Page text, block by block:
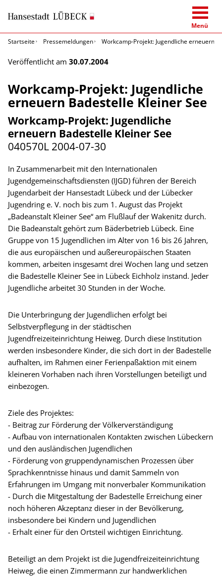
Menü
Startseite
Pressemeldungen Workcamp-Projekt: Jugendliche erneuern
Veröffentlicht am 30.07.2004
Workcamp-Projekt: Jugendliche
erneuern Badestelle Kleiner See
Workcamp-Projekt: Jugendliche
erneuern Badestelle Kleiner See
040570L 2004-07-30
In Zusammenarbeit mit den Internationalen
Jugendgemeinschaftsdiensten (IJGD) führen der Bereich
Jugendarbeit der Hansestadt Lübeck und der Lübecker
Jugendring e. V. noch bis zum 1. August das Projekt
„Badeanstalt Kleiner See“ am Flußlauf der Wakenitz durch.
Die Badeanstalt gehört zum Bäderbetrieb Lübeck. Eine
Gruppe von 15 Jugendlichen im Alter von 16 bis 26 Jahren,
die aus europäischen und außereuropäischen Staaten
kommen, arbeiten insgesamt drei Wochen lang und setzen
die Badestelle Kleiner See in Lübeck Eichholz instand. Jeder
Jugendliche arbeitet 30 Stunden in der Woche.
Die Unterbringung der Jugendlichen erfolgt bei
Selbstverpflegung in der städtischen
Jugendfreizeiteinrichtung Heiweg. Durch diese Institution
werden insbesondere Kinder, die sich dort in der Badestelle
aufhalten, im Rahmen einer Ferienpaßaktion mit einem
kleineren Vorhaben nach ihren Vorstellungen beteiligt und
einbezogen.
Ziele des Projektes:
- Beitrag zur Förderung der Völkerverständigung
- Aufbau von internationalen Kontakten zwischen Lübeckern
und den ausländischen Jugendlichen
- Förderung von gruppendynamischen Prozessen über
Sprachkenntnisse hinaus und damit Sammeln von
Erfahrungen im Umgang mit nonverbaler Kommunikation
- Durch die Mitgestaltung der Badestelle Erreichung einer
noch höheren Akzeptanz dieser in der Bevölkerung,
insbesondere bei Kindern und Jugendlichen
- Erhalt einer für den Ortsteil wichtigen Einrichtung.
Beteiligt an dem Projekt ist die Jugendfreizeiteinrichtung
Heiweg, die einen Zimmermann zur handwerklichen